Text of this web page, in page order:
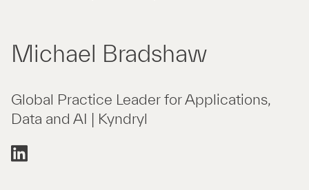
Michael Bradshaw
Global Practice Leader for Applications,
Data and AI | Kyndryl